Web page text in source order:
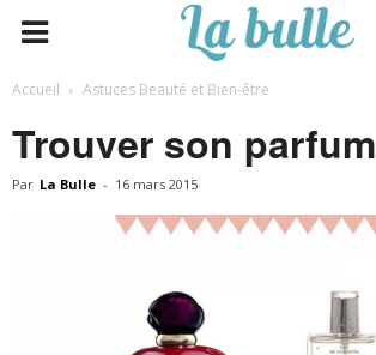
Accueil Astuces Beauté et Bien-être
Trouver son parfum
Par La Bulle - 16 mars 2015